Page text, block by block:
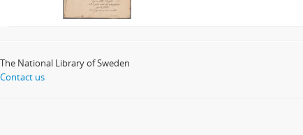
The National Library of Sweden
Contact us